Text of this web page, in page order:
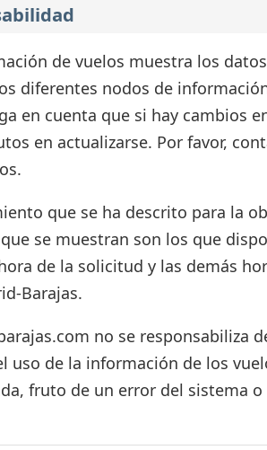
de vuelos muestra los
diferentes nodos de
en cuenta que si hay cambios
en actualizarse. Por favor,
que se ha descrito para la
se muestran son los que
de la solicitud y las demás
Barajas.
no se responsabiliza
uso de la información de los
fruto de un error del sistema